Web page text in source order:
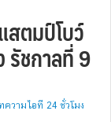
สตมป์โบว์
รัชกาลที่ 9
ความไอที 24 ชั่วโมง